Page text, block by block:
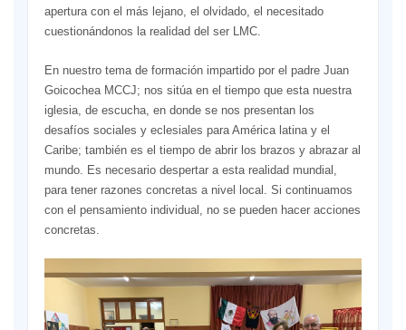
apertura con el más lejano, el olvidado, el necesitado
cuestionándonos la realidad del ser LMC.
En nuestro tema de formación impartido por el padre Juan
Goicochea MCCJ; nos sitúa en el tiempo que esta nuestra
iglesia, de escucha, en donde se nos presentan los
desafíos sociales y eclesiales para América latina y el
Caribe; también es el tiempo de abrir los brazos y abrazar al
mundo. Es necesario despertar a esta realidad mundial,
para tener razones concretas a nivel local. Si continuamos
con el pensamiento individual, no se pueden hacer acciones
concretas.